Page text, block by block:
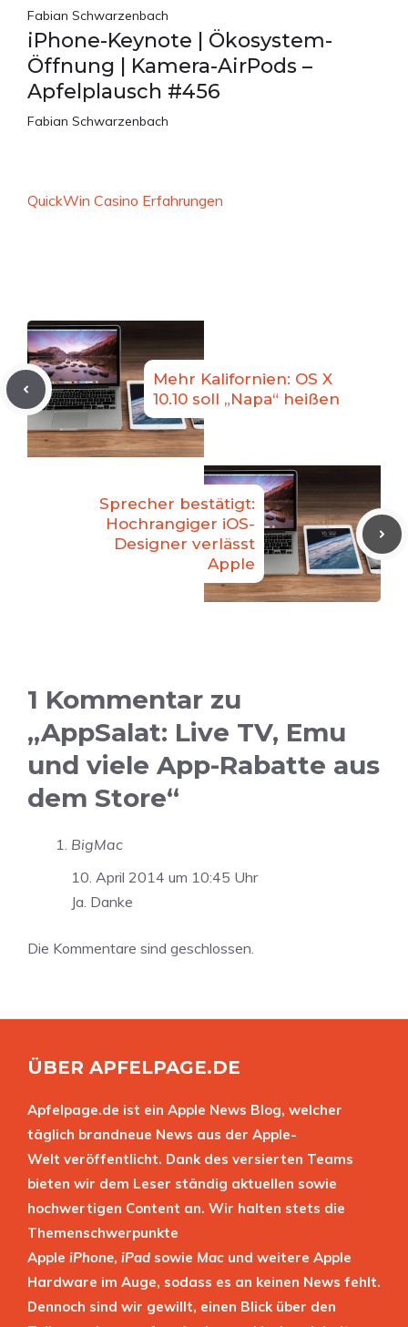
Fabian Schwarzenbach
iPhone-Keynote | Ökosystem-
Öffnung | Kamera-AirPods –
Apfelplausch #456
Fabian Schwarzenbach
QuickWin Casino Erfahrungen
Mehr Kalifornien: OS X
10.10 soll „Napa“ heißen
Sprecher bestätigt:
Hochrangiger iOS-
Designer verlässt
Apple
1 Kommentar zu
„AppSalat: Live TV, Emu
und viele App-Rabatte aus
dem Store“
BigMac
10. April 2014 um 10:45 Uhr
Ja. Danke
Die Kommentare sind geschlossen.
ÜBER APFELPAGE.DE
Apfelpage.de ist ein Apple News Blog, welcher
täglich brandneue News aus der Apple-
Welt veröffentlicht. Dank des versierten Teams
bieten wir dem Leser ständig aktuellen sowie
hochwertigen Content an. Wir halten stets die
Themenschwerpunkte
Apple iPhone, iPad sowie Mac und weitere Apple
Hardware im Auge, sodass es an keinen News fehlt.
Dennoch sind wir gewillt, einen Blick über den